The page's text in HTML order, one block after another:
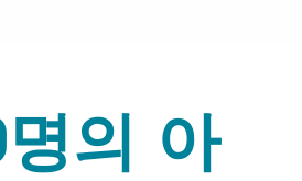
의 아